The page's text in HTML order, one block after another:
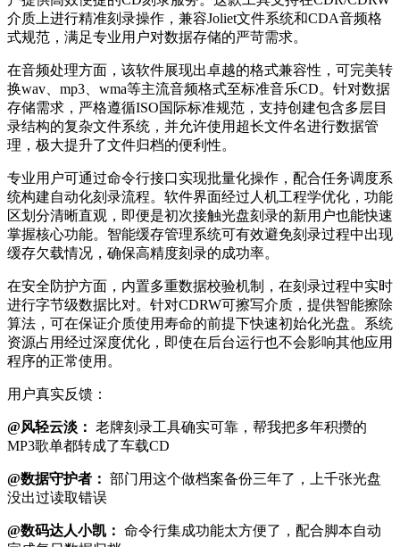
介质上进行精准刻录操作，兼容Joliet文件系统和CDA音频格
式规范，满足专业用户对数据存储的严苛需求。
在音频处理方面，该软件展现出卓越的格式兼容性，可完美转
换wav、mp3、wma等主流音频格式至标准音乐CD。针对数据
存储需求，严格遵循ISO国际标准规范，支持创建包含多层目
录结构的复杂文件系统，并允许使用超长文件名进行数据管
理，极大提升了文件归档的便利性。
专业用户可通过命令行接口实现批量化操作，配合任务调度系
统构建自动化刻录流程。软件界面经过人机工程学优化，功能
区划分清晰直观，即便是初次接触光盘刻录的新用户也能快速
掌握核心功能。智能缓存管理系统可有效避免刻录过程中出现
缓存欠载情况，确保高精度刻录的成功率。
在安全防护方面，内置多重数据校验机制，在刻录过程中实时
进行字节级数据比对。针对CDRW可擦写介质，提供智能擦除
算法，可在保证介质使用寿命的前提下快速初始化光盘。系统
资源占用经过深度优化，即使在后台运行也不会影响其他应用
程序的正常使用。
用户真实反馈：
@风轻云淡： 老牌刻录工具确实可靠，帮我把多年积攒的
MP3歌单都转成了车载CD
@数据守护者： 部门用这个做档案备份三年了，上千张光盘
没出过读取错误
@数码达人小凯： 命令行集成功能太方便了，配合脚本自动